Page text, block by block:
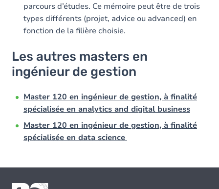
parcours d’études. Ce mémoire peut être de trois
types différents (projet, advice ou advanced) en
fonction de la filière choisie.
Les autres masters en
ingénieur de gestion
Master 120 en ingénieur de gestion, à finalité
spécialisée en analytics and digital business
Master 120 en ingénieur de gestion, à finalité
spécialisée en data science